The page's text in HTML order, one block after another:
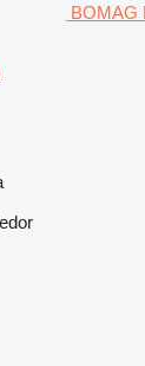
BOMAG